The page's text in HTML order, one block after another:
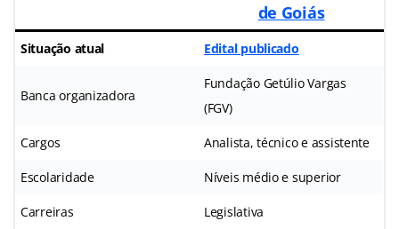
de Goiás
Situação atual Edital publicado
Banca organizadora
Fundação Getúlio Vargas
(FGV)
Cargos Analista, técnico e assistente
Escolaridade Níveis médio e superior
Carreiras Legislativa